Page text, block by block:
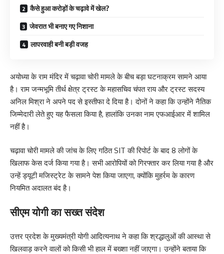
कैसे हुआ करोड़ों के चढ़ावे में खेल?
जेवरात भी बनाए गए निशाना
लापरवाही बनी बड़ी वजह
अयोध्या के राम मंदिर में चढ़ावा चोरी मामले के बीच बड़ा घटनाक्रम सामने आया
है। राम जन्मभूमि तीर्थ क्षेत्र ट्रस्ट के महासचिव चंपत राय और ट्रस्ट सदस्य
अनिल मिश्रा ने अपने पद से इस्तीफा दे दिया है। दोनों ने कहा कि उन्होंने नैतिक
जिम्मेदारी लेते हुए यह फैसला किया है, हालांकि उनका नाम एफआईआर में शामिल
नहीं है।
चढ़ावा चोरी मामले की जांच के लिए गठित SIT की रिपोर्ट के बाद 8 लोगों के
खिलाफ केस दर्ज किया गया है। सभी आरोपियों को गिरफ्तार कर लिया गया है और
उन्हें ड्यूटी मजिस्ट्रेट के सामने पेश किया जाएगा, क्योंकि मुहर्रम के कारण
नियमित अदालत बंद है।
सीएम योगी का सख्त संदेश
उत्तर प्रदेश के मुख्यमंत्री योगी आदित्यनाथ ने कहा कि श्रद्धालुओं की आस्था से
खिलवाड़ करने वालों को किसी भी हाल में बख्शा नहीं जाएगा। उन्होंने बताया कि